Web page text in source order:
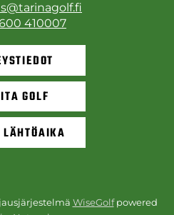
410007
GOLF
WiseGolfpowered